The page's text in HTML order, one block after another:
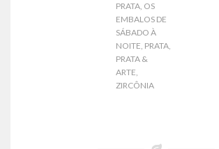
PRATA, OS
EMBALOS DE
SÁBADO À
NOITE, PRATA,
PRATA &
ARTE,
ZIRCÔNIA